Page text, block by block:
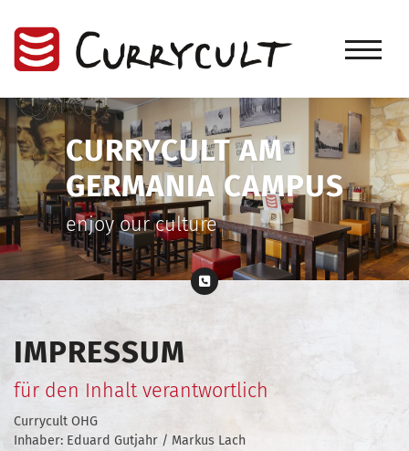
CURRYCULT AM
GERMANIA CAMPUS
enjoy our culture
IMPRESSUM
für den Inhalt verantwortlich
Currycult OHG
Inhaber: Eduard Gutjahr / Markus Lach